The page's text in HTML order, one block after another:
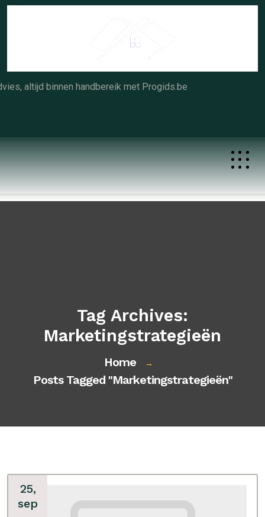
Skip
altijd binnen handbereik met Progids.be
Tag Archives:
Marketingstrategieën
Home →
Posts Tagged "marketingstrategieën"
25,
sep